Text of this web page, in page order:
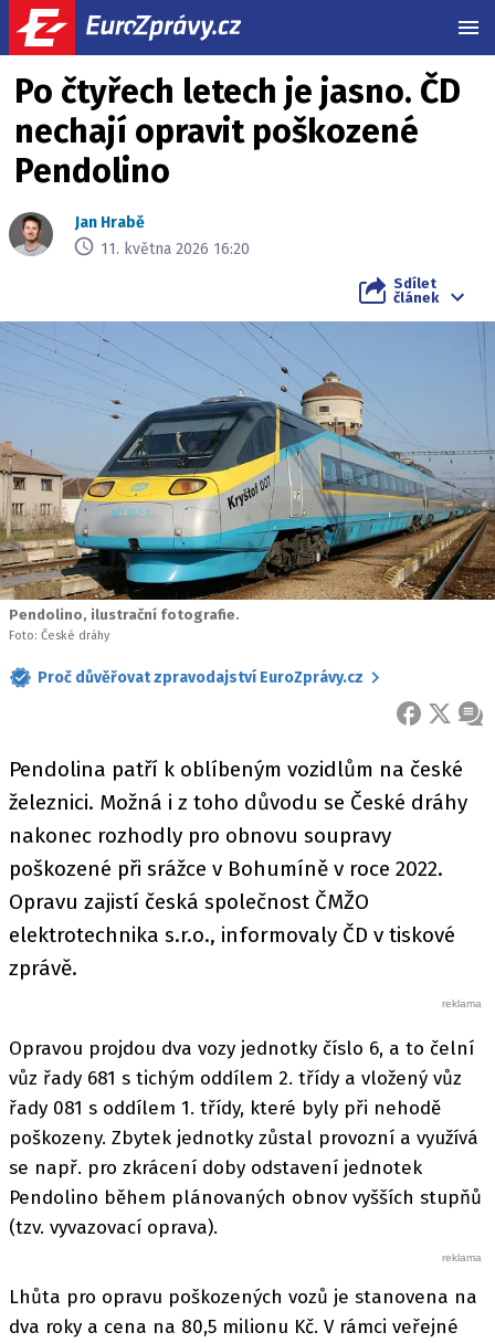
Po čtyřech letech je jasno. ČD
nechají opravit poškozené
Pendolino
Jan Hrabě
11. května 2026 16:20
Sdílet
článek
Pendolino, ilustrační fotografie.
Foto: České dráhy
Proč důvěřovat zpravodajství EuroZprávy.cz
FACEBOOK
X
Pendolina patří k oblíbeným vozidlům na české
železnici. Možná i z toho důvodu se České dráhy
nakonec rozhodly pro obnovu soupravy
poškozené při srážce v Bohumíně v roce 2022.
Opravu zajistí česká společnost ČMŽO
elektrotechnika s.r.o., informovaly ČD v tiskové
zprávě.
Opravou projdou dva vozy jednotky číslo 6, a to čelní
vůz řady 681 s tichým oddílem 2. třídy a vložený vůz
řady 081 s oddílem 1. třídy, které byly při nehodě
poškozeny. Zbytek jednotky zůstal provozní a využívá
se např. pro zkrácení doby odstavení jednotek
Pendolino během plánovaných obnov vyšších stupňů
(tzv. vyvazovací oprava).
Lhůta pro opravu poškozených vozů je stanovena na
dva roky a cena na 80,5 milionu Kč. V rámci veřejné